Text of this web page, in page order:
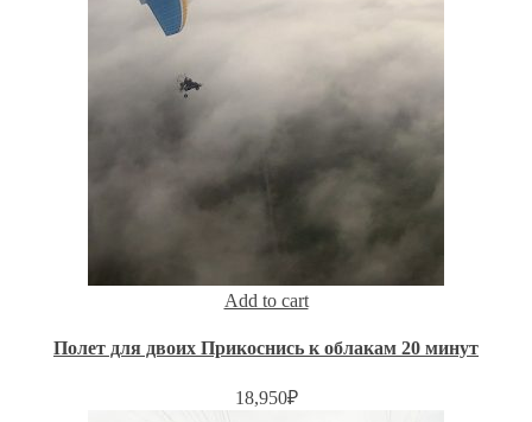
Add to cart
Полет для двоих Прикоснись к облакам 20 минут
18,950₽